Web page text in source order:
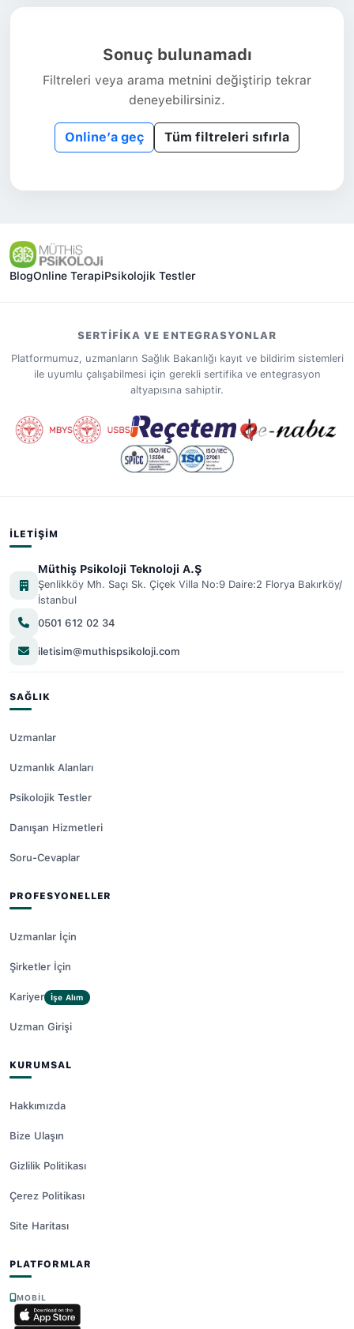
Sonuç bulunamadı
Filtreleri veya arama metnini değiştirip tekrar
deneyebilirsiniz.
Online’a geç Tüm filtreleri sıfırla
BlogOnline TerapiPsikolojik Testler
SERTIFIKA VE ENTEGRASYONLAR
Platformumuz, uzmanların Sağlık Bakanlığı kayıt ve bildirim sistemleri
ile uyumlu çalışabilmesi için gerekli sertifika ve entegrasyon
altyapısına sahiptir.
İLETIŞIM
Müthiş Psikoloji Teknoloji A.Ş
Şenlikköy Mh. Saçı Sk. Çiçek Villa No:9 Daire:2 Florya Bakırköy/
İstanbul
0501 612 02 34
iletisim@muthispsikoloji.com
SAĞLIK
Uzmanlar
Uzmanlık Alanları
Psikolojik Testler
Danışan Hizmetleri
Soru-Cevaplar
PROFESYONELLER
Uzmanlar İçin
Şirketler İçin
Kariyer İşe Alım
Uzman Girişi
KURUMSAL
Hakkımızda
Bize Ulaşın
Gizlilik Politikası
Çerez Politikası
Site Haritası
PLATFORMLAR
MOBIL